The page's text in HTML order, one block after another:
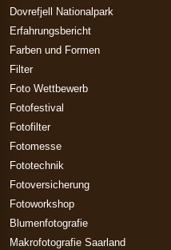
Dovrefjell Nationalpark
Erfahrungsbericht
Farben und Formen
Filter
Foto Wettbewerb
Fotofestival
Fotofilter
Fotomesse
Fototechnik
Fotoversicherung
Fotoworkshop
Blumenfotografie
Makrofotografie Saarland